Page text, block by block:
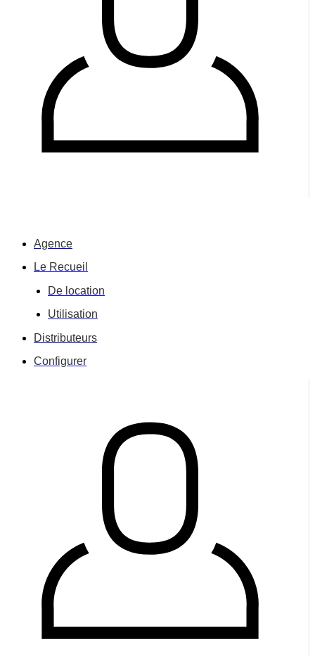
Agence
Le Recueil
De location
Utilisation
Distributeurs
Configurer